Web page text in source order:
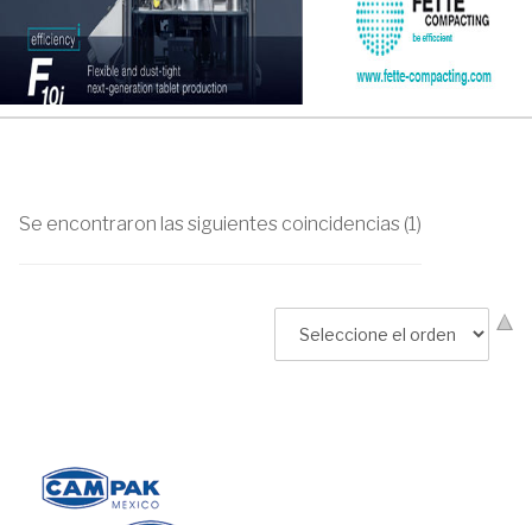
Se encontraron las siguientes coincidencias (1)